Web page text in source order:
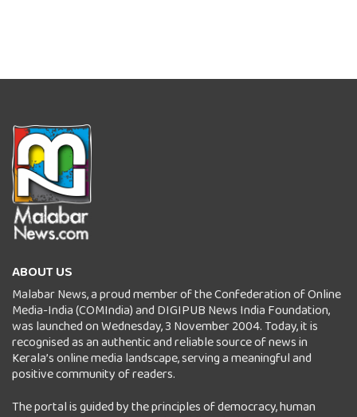
ABOUT US
Malabar News, a proud member of the Confederation of Online
Media-India (COMIndia) and DIGIPUB News India Foundation,
was launched on Wednesday, 3 November 2004. Today, it is
recognised as an authentic and reliable source of news in
Kerala’s online media landscape, serving a meaningful and
positive community of readers.
The portal is guided by the principles of democracy, human